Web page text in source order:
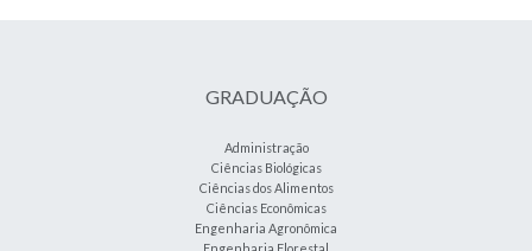
GRADUAÇÃO
Administração
Ciências Biológicas
Ciências dos Alimentos
Ciências Econômicas
Engenharia Agronômica